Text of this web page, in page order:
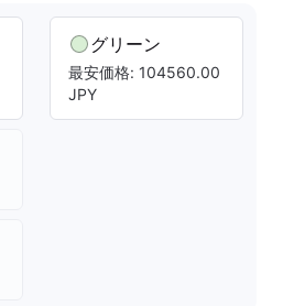
グリーン
最安価格: 104560.00
JPY